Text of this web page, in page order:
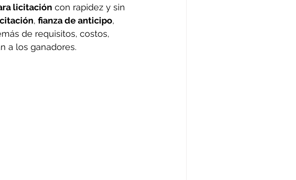
licitación con rapidez y sin
, fianza de anticipo,
de requisitos, costos,
a los ganadores.